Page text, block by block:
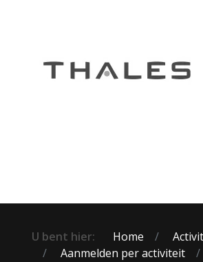
U bent hier: Home
Aanmelden per activiteit